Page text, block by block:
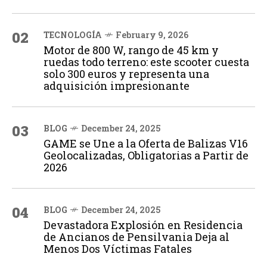
02 TECNOLOGÍA February 9, 2026
Motor de 800 W, rango de 45 km y
ruedas todo terreno: este scooter cuesta
solo 300 euros y representa una
adquisición impresionante
03 BLOG December 24, 2025
GAME se Une a la Oferta de Balizas V16
Geolocalizadas, Obligatorias a Partir de
2026
04 BLOG December 24, 2025
Devastadora Explosión en Residencia
de Ancianos de Pensilvania Deja al
Menos Dos Víctimas Fatales